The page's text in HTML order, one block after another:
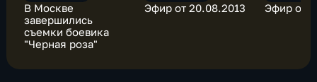
В Москве
завершились
съемки боевика
"Черная роза"
Эфир от 20.08.2013 Эфир от